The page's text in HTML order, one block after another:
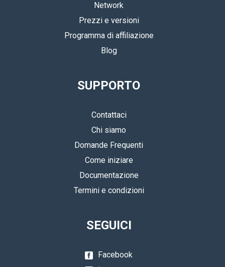
Network
Prezzi e versioni
Programma di affiliazione
Blog
SUPPORTO
Contattaci
Chi siamo
Domande Frequenti
Come iniziare
Documentazione
Termini e condizioni
SEGUICI
Facebook